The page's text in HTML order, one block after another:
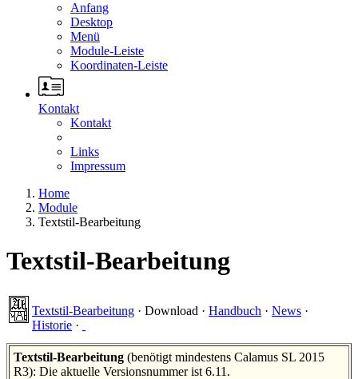
Anfang
Desktop
Menü
Module-Leiste
Koordinaten-Leiste
Kontakt
Kontakt
Links
Impressum
Home
Module
Textstil-Bearbeitung
Textstil-Bearbeitung
Textstil-Bearbeitung · Download · Handbuch · News ·
Historie ·
Textstil-Bearbeitung (benötigt mindestens Calamus SL 2015
R3): Die aktuelle Versionsnummer ist 6.11.